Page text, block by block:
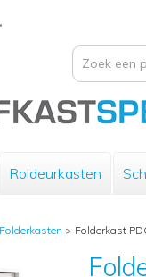
Roldeurkasten
Folderkasten > Folderkast